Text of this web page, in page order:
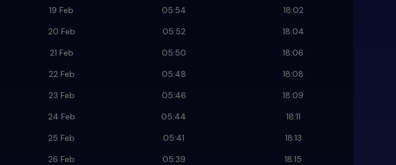
19 Feb 05:54
18:02
20 Feb 05:52
18:04
21 Feb 05:50
18:06
22 Feb 05:48
18:08
23 Feb 05:46
18:09
24 Feb 05:44
18:11
25 Feb 05:41
18:13
26 Feb 05:39
18:15